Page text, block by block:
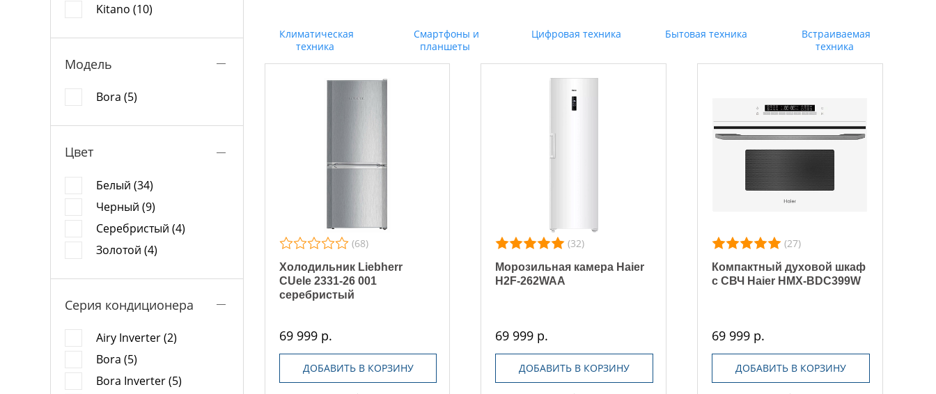
Kitano (10)
Модель
Bora (5)
Цвет
Белый (34)
Черный (9)
Серебристый (4)
Золотой (4)
Серия кондиционера
Airy Inverter (2)
Bora (5)
Bora Inverter (5)
Климатическая
техника
Смартфоны и
планшеты
Цифровая техника Бытовая техника
Встраиваемая
техника
(68)
Холодильник Liebherr
CUele 2331-26 001
серебристый
69 999 р.
ДОБАВИТЬ В КОРЗИНУ
(32)
Морозильная камера Haier
H2F-262WAA
69 999 р.
ДОБАВИТЬ В КОРЗИНУ
(27)
Компактный духовой шкаф
с СВЧ Haier HMX-BDC399W
69 999 р.
ДОБАВИТЬ В КОРЗИНУ